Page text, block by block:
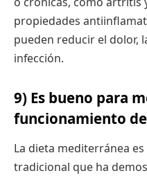
propiedades
pueden reducir el dolor,
infección.
9) Es bueno para
funcionamiento
La dieta mediterránea
tradicional que ha